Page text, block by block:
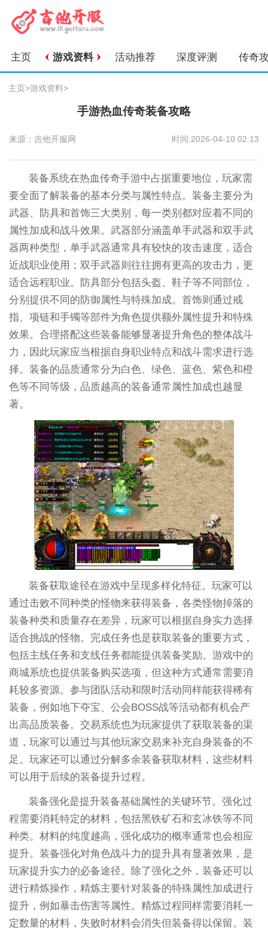
主页 游戏资料 活动推荐 深度评测 传奇
主页>游戏资料>
手游热血传奇装备攻略
来源：吉他开服网 时间:2026-04-10 02:13
装备系统在热血传奇手游中占据重要地位，玩家需
要全面了解装备的基本分类与属性特点。装备主要分为
武器、防具和首饰三大类别，每一类别都对应着不同的
属性加成和战斗效果。武器部分涵盖单手武器和双手武
器两种类型，单手武器通常具有较快的攻击速度，适合
近战职业使用；双手武器则往往拥有更高的攻击力，更
适合远程职业。防具部分包括头盔、鞋子等不同部位，
分别提供不同的防御属性与特殊加成。首饰则通过戒
指、项链和手镯等部件为角色提供额外属性提升和特殊
效果。合理搭配这些装备能够显著提升角色的整体战斗
力，因此玩家应当根据自身职业特点和战斗需求进行选
择。装备的品质通常分为白色、绿色、蓝色、紫色和橙
色等不同等级，品质越高的装备通常属性加成也越显
著。
装备获取途径在游戏中呈现多样化特征。玩家可以
通过击败不同种类的怪物来获得装备，各类怪物掉落的
装备种类和质量存在差异，玩家可以根据自身实力选择
适合挑战的怪物。完成任务也是获取装备的重要方式，
包括主线任务和支线任务都能提供装备奖励。游戏中的
商城系统也提供装备购买选项，但这种方式通常需要消
耗较多资源。参与团队活动和限时活动同样能获得稀有
装备，例如地下夺宝、公会BOSS战等活动都有机会产
出高品质装备。交易系统也为玩家提供了获取装备的渠
道，玩家可以通过与其他玩家交易来补充自身装备的不
足。玩家还可以通过分解多余装备获取材料，这些材料
可以用于后续的装备提升过程。
装备强化是提升装备基础属性的关键环节。强化过
程需要消耗特定的材料，包括黑铁矿石和玄冰铁等不同
种类。材料的纯度越高，强化成功的概率通常也会相应
提升。装备强化对角色战斗力的提升具有显著效果，是
玩家提升实力的必备途径。除了强化之外，装备还可以
进行精炼操作，精炼主要针对装备的特殊属性加成进行
提升，例如暴击伤害等属性。精炼过程同样需要消耗一
定数量的材料，失败时材料会消失但装备得以保留。装